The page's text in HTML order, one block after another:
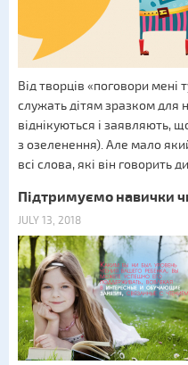
Від творців «поговори мені
служать дітям зразком для
віднікуються і заявляють,
з озеленення). Але мало
всі слова, які він говорить
Підтримуємо навички
JULY 13, 2018